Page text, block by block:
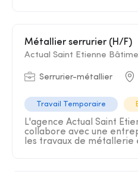
Métallier serrurier (H/F)
Actual Saint Etienne
Serrurier-métallier
Travail Temporaire
L'agence Actual Saint
collabore avec une
les travaux de métallerie